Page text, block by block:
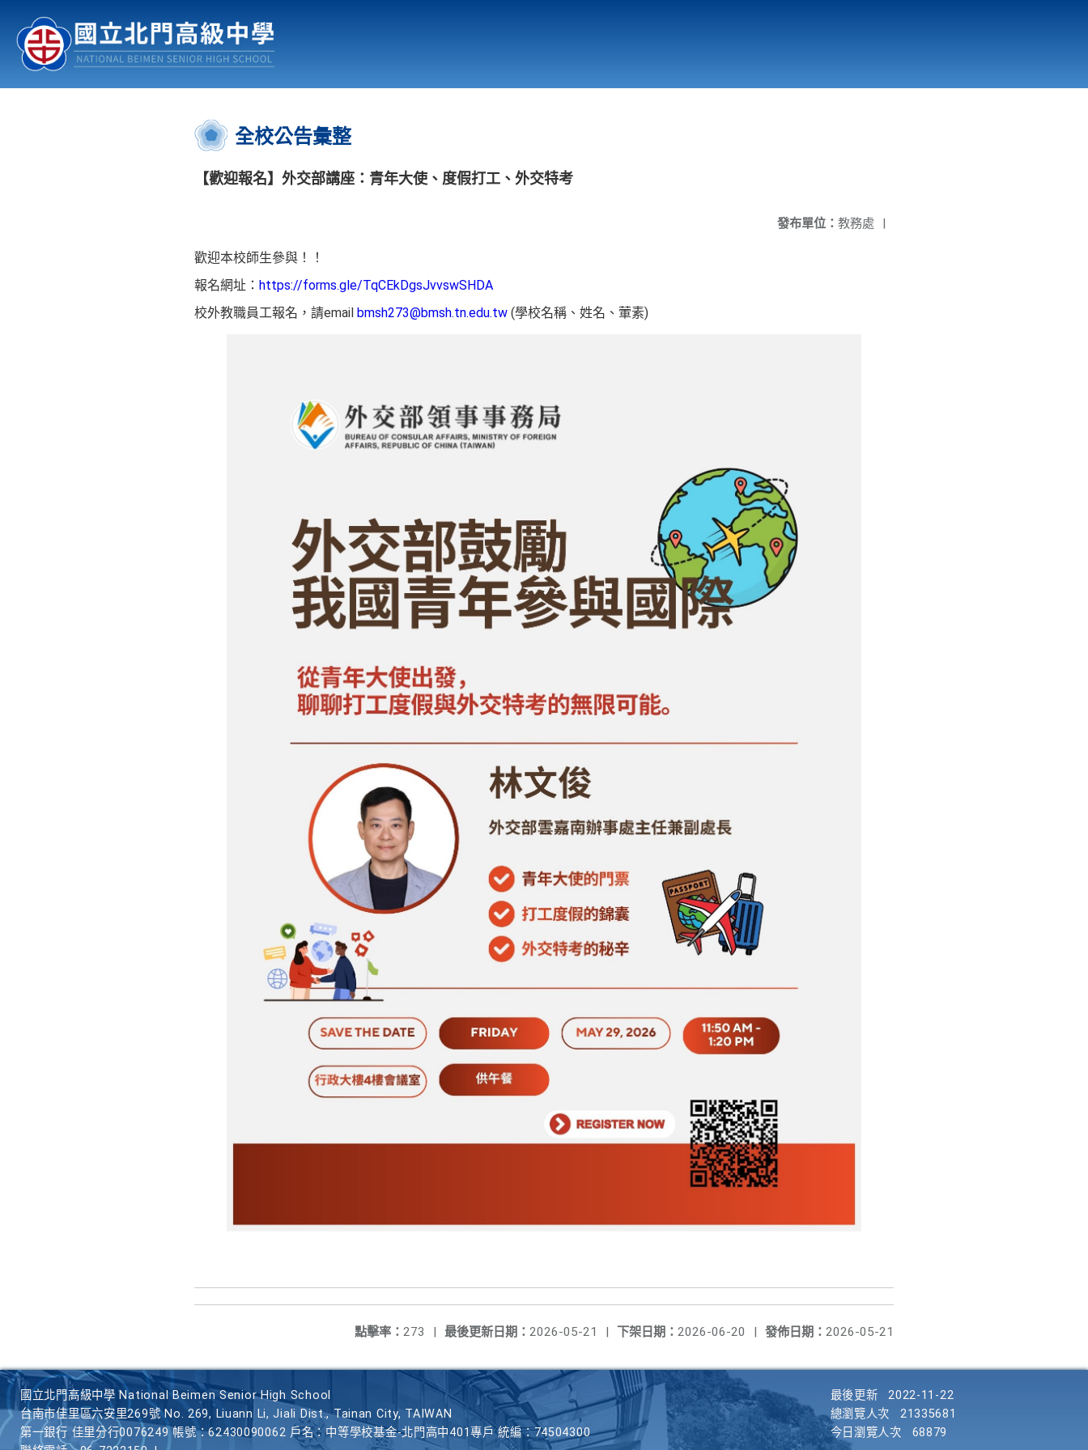
認識北中 行事曆
:::
全校公告彙整
【歡迎報名】外交部講座：青年大使、度假打工、外交特考
發布單位： 教務處 |
歡迎本校師生參與！！
報名網址： https://forms.gle/TqCEkDgsJvvswSHDA
校外教職員工報名，請email bmsh273@bmsh.tn.edu.tw (學校名稱、姓名、葷素)
發佈日期： 2026-05-21
下架日期： 2026-06-20 |
最後更新日期： 2026-05-21 |
點擊率： 273 |
國立北門高級中學 National Beimen Senior High School
台南市佳里區六安里269號 No. 269, Liuann Li, Jiali Dist., Tainan City, TAIWAN
第一銀行 佳里分行0076249 帳號：62430090062 戶名：中等學校基金-北門高中401專戶 統編：74504300
最後更新
2022-11-22
總瀏覽人次
21335681
今日瀏覽人次
68879